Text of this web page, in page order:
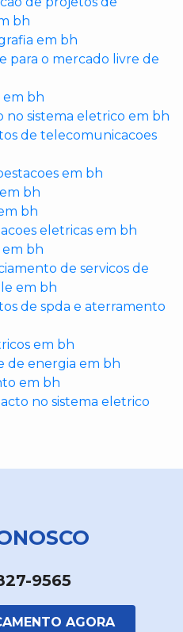
bh
em bh
para o mercado livre de
em bh
no sistema eletrico em bh
de telecomunicacoes
em bh
bh
bh
eletricas em bh
bh
de servicos de
em bh
de spda e aterramento
em bh
de energia em bh
em bh
no sistema eletrico
9565
AGORA